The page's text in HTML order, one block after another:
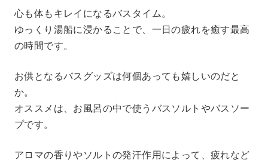
心も体もキレイになるバスタイム。
ゆっくり湯船に浸かることで、一日の疲れを癒す最高
の時間です。
お供となるバスグッズは何個あっても嬉しいのだと
か。
オススメは、お風呂の中で使うバスソルトやバスソー
プです。
アロマの香りやソルトの発汗作用によって、疲れなど